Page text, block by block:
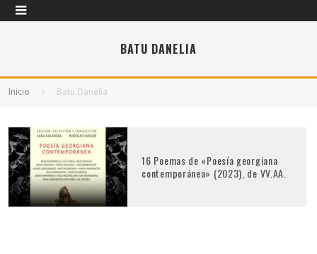
BATU DANELIA
Inicio Batu Danelia
16 Poemas de «Poesía georgiana
contemporánea» (2023), de VV.AA.